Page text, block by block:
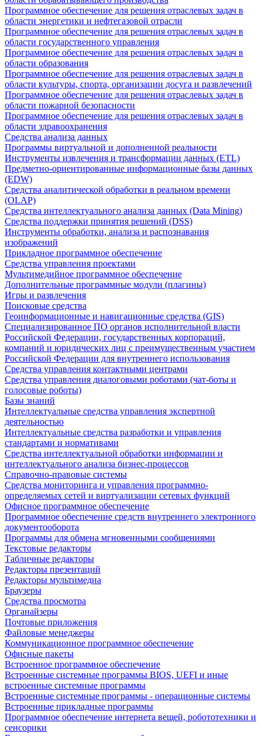
Программное обеспечение для решения отраслевых задач в
области энергетики и нефтегазовой отрасли
Программное обеспечение для решения отраслевых задач в
области государственного управления
Программное обеспечение для решения отраслевых задач в
области образования
Программное обеспечение для решения отраслевых задач в
области культуры, спорта, организации досуга и развлечений
Программное обеспечение для решения отраслевых задач в
области пожарной безопасности
Программное обеспечение для решения отраслевых задач в
области здравоохранения
Средства анализа данных
Программы виртуальной и дополненной реальности
Инструменты извлечения и трансформации данных (ETL)
Предметно-ориентированные информационные базы данных
(EDW)
Средства аналитической обработки в реальном времени
(OLAP)
Средства интеллектуального анализа данных (Data Mining)
Средства поддержки принятия решений (DSS)
Инструменты обработки, анализа и распознавания
изображений
Прикладное программное обеспечение
Средства управления проектами
Мультимедийное программное обеспечение
Дополнительные программные модули (плагины)
Игры и развлечения
Поисковые средства
Геоинформационные и навигационные средства (GIS)
Специализированное ПО органов исполнительной власти
Российской Федерации, государственных корпораций,
компаний и юридических лиц с преимущественным участием
Российской Федерации для внутреннего использования
Средства управления контактными центрами
Средства управления диалоговыми роботами (чат-боты и
голосовые роботы)
Базы знаний
Интеллектуальные средства управления экспертной
деятельностью
Интеллектуальные средства разработки и управления
стандартами и нормативами
Средства интеллектуальной обработки информации и
интеллектуального анализа бизнес-процессов
Справочно-правовые системы
Средства мониторинга и управления программно-
определяемых сетей и виртуализации сетевых функций
Офисное программное обеспечение
Программное обеспечение средств внутреннего электронного
документооборота
Программы для обмена мгновенными сообщениями
Текстовые редакторы
Табличные редакторы
Редакторы презентаций
Редакторы мультимедиа
Браузеры
Средства просмотра
Органайзеры
Почтовые приложения
Файловые менеджеры
Коммуникационное программное обеспечение
Офисные пакеты
Встроенное программное обеспечение
Встроенные системные программы BIOS, UEFI и иные
встроенные системные программы
Встроенные системные программы - операционные системы
Встроенные прикладные программы
Программное обеспечение интернета вещей, робототехники и
сенсорики